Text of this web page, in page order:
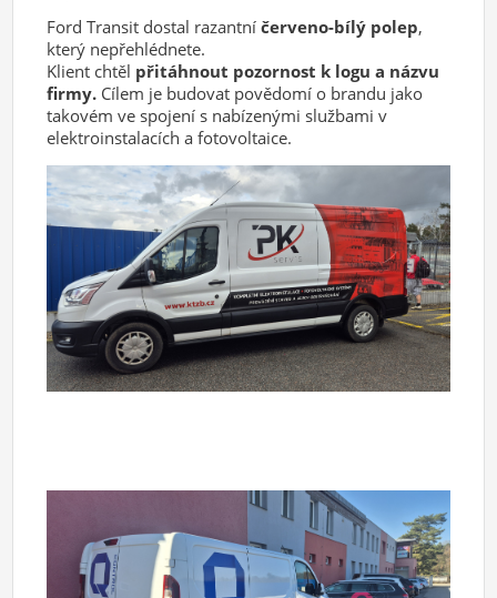
Ford Transit dostal razantníčerveno-bílý polep,
který nepřehlédnete.
Klient chtěl přitáhnout pozornost k logu a názvu
firmy. Cílem je budovat povědomí o brandu jako
takovém ve spojení s nabízenými službami v
elektroinstalacích a fotovoltaice.